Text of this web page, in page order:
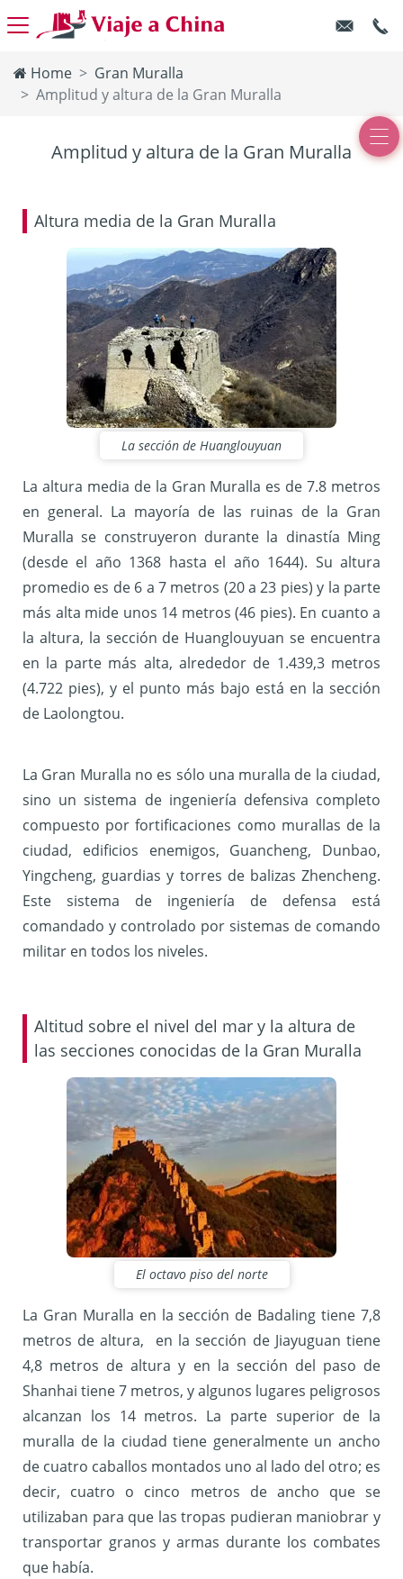
Home
Gran Muralla
Amplitud y altura de la Gran Muralla
Amplitud y altura de la Gran Muralla
Altura media de la Gran Muralla
La sección de Huanglouyuan
La altura media de la Gran Muralla es de 7.8 metros
en general. La mayoría de las ruinas de la Gran
Muralla se construyeron durante la dinastía Ming
(desde el año 1368 hasta el año 1644). Su altura
promedio es de 6 a 7 metros (20 a 23 pies) y la parte
más alta mide unos 14 metros (46 pies). En cuanto a
la altura, la sección de Huanglouyuan se encuentra
en la parte más alta, alrededor de 1.439,3 metros
(4.722 pies), y el punto más bajo está en la sección
de Laolongtou.
La Gran Muralla no es sólo una muralla de la ciudad,
sino un sistema de ingeniería defensiva completo
compuesto por fortificaciones como murallas de la
ciudad, edificios enemigos, Guancheng, Dunbao,
Yingcheng, guardias y torres de balizas Zhencheng.
Este sistema de ingeniería de defensa está
comandado y controlado por sistemas de comando
militar en todos los niveles.
Altitud sobre el nivel del mar y la altura de
las secciones conocidas de la Gran Muralla
El octavo piso del norte
La Gran Muralla en la sección de Badaling tiene 7,8
metros de altura, en la sección de Jiayuguan tiene
4,8 metros de altura y en la sección del paso de
Shanhai tiene 7 metros, y algunos lugares peligrosos
alcanzan los 14 metros. La parte superior de la
muralla de la ciudad tiene generalmente un ancho
de cuatro caballos montados uno al lado del otro; es
decir, cuatro o cinco metros de ancho que se
utilizaban para que las tropas pudieran maniobrar y
transportar granos y armas durante los combates
que había.